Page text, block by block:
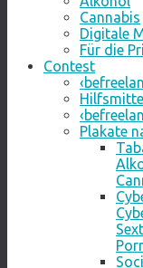
Cannabis
Digitale
Für die
Contest
Plakate